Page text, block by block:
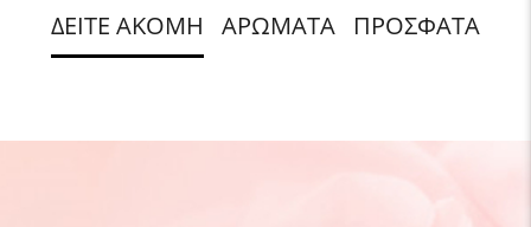
ΔΕΙΤΕ ΑΚΟΜΗ ΑΡΩΜΑΤΑ ΠΡΟΣΦΑΤΑ